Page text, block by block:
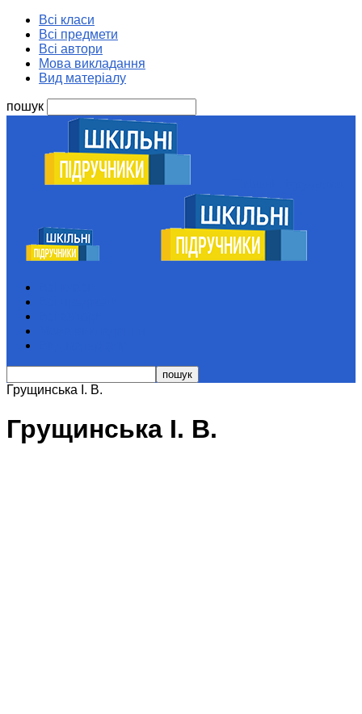
Всі класи
Всі предмети
Всі автори
Мова викладання
Вид матеріалу
пошук
Грущинська І. В.
Грущинська І. В.